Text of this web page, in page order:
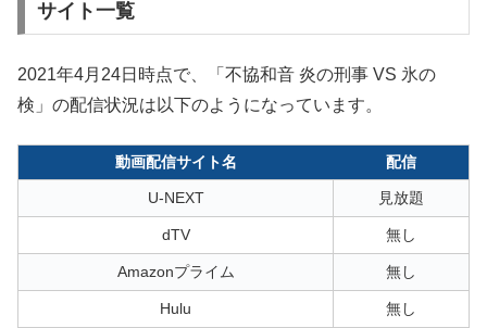
サイト一覧
2021年4月24日時点で、「不協和音 炎の刑事 VS 氷の
検」の配信状況は以下のようになっています。
動画配信サイト名 配信
U-NEXT 見放題
dTV 無し
Amazonプライム 無し
Hulu 無し